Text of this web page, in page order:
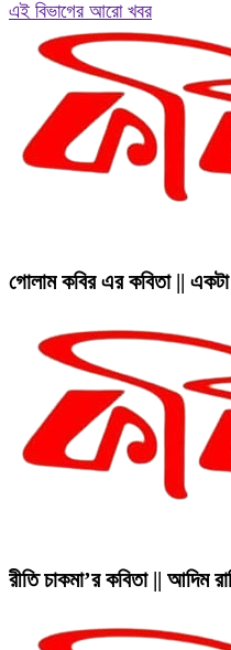
এই বিভাগের আরো খবর
গোলাম কবির এর কবিতা || একটা
রীতি চাকমা’র কবিতা || আদিম